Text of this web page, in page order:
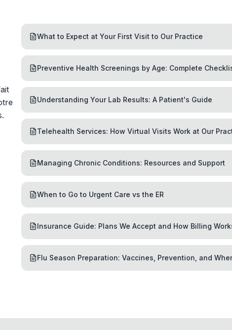
What to Expect at Your First Visit to Our Practice
Preventive Health Screenings by Age: Complete
Understanding Your Lab Results: A Patient's Guide
Telehealth Services: How Virtual Visits Work at Our
Managing Chronic Conditions: Resources and Support
When to Go to Urgent Care vs the ER
Insurance Guide: Plans We Accept and How Billing
Flu Season Preparation: Vaccines, Prevention, and